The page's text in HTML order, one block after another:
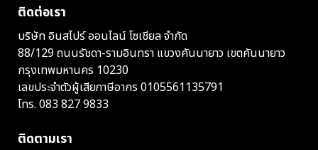
ติดต่อเรา
บริษัท อินสไปร์ ออนไลน์ โซเชียล จำกัด
88/129 ถนนรัชดา-รามอินทรา แขวงคันนายาว เขตคันนายาว
กรุงเทพมหานคร 10230
เลขประจำตัวผู้เสียภาษีอากร 0105561135791
โทร. 083 827 9833
ติดตามเรา